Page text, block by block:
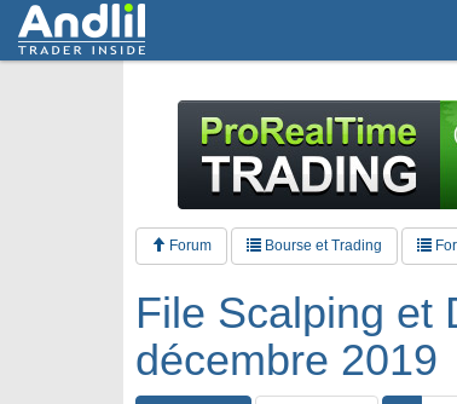
Forum Bourse et Trading
File Scalping et
décembre 2019